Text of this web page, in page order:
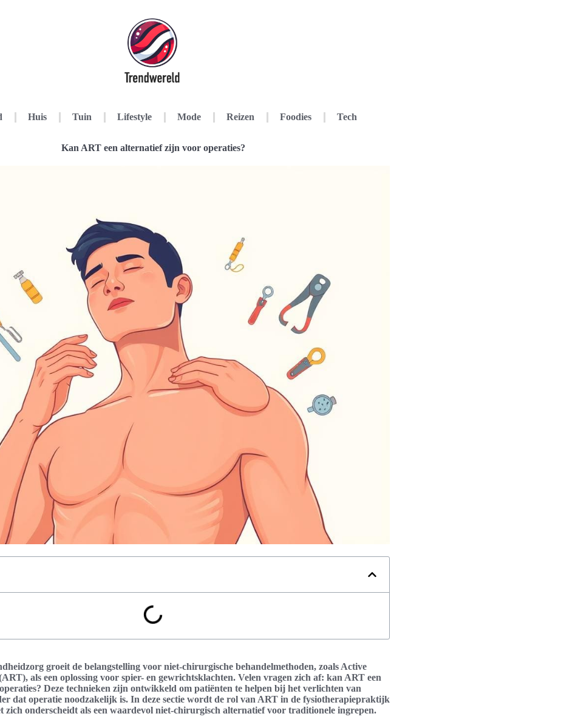
Huis Tuin Lifestyle Mode Reizen Foodies Tech
Kan ART een alternatief zijn voor operaties?
groeit de belangstelling voor niet-chirurgische behandelmethoden, zoals Active
als een oplossing voor spier- en gewrichtsklachten. Velen vragen zich af: kan ART een
Deze technieken zijn ontwikkeld om patiënten te helpen bij het verlichten van
dat operatie noodzakelijk is. In deze sectie wordt de rol van ART in de fysiotherapiepraktijk
zich onderscheidt als een waardevol niet-chirurgisch alternatief voor traditionele ingrepen.